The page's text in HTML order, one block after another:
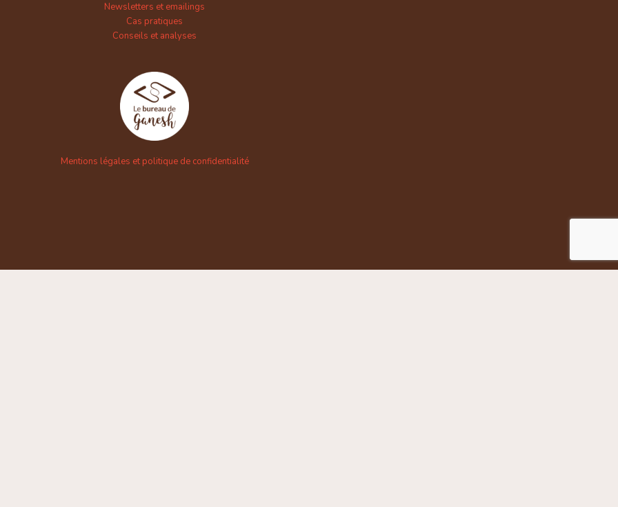
Newsletters et emailings
Cas pratiques
Conseils et analyses
Mentions légales et politique de confidentialité